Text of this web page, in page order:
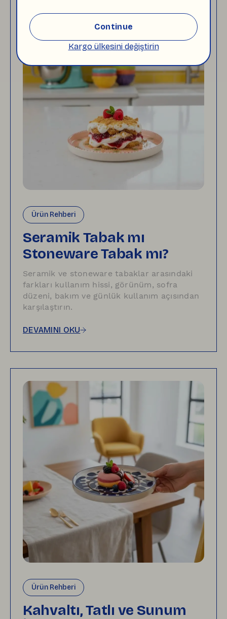
Continue
Kargo ülkesini değiştirin
Ürün Rehberi
Seramik Tabak mı
Stoneware Tabak mı?
Seramik ve stoneware tabaklar arasındaki
farkları kullanım hissi, görünüm, sofra
düzeni, bakım ve günlük kullanım açısından
karşılaştırın.
DEVAMINI OKU
Ürün Rehberi
Kahvaltı, Tatlı ve Sunum